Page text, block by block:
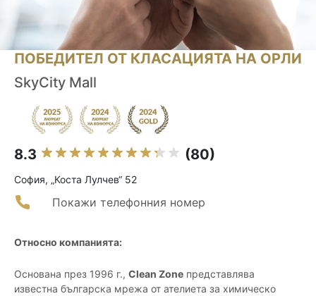
ПОБЕДИТЕЛ ОТ КЛАСАЦИЯТА НА ОРЛИ
SkyCity Mall
8.3 (80)
София, „Коста Лулчев“ 52
Покажи телефонния номер
Относно компанията:
Основана през 1996 г., Clean Zone представлява
известна българска мрежа от ателиета за химическо